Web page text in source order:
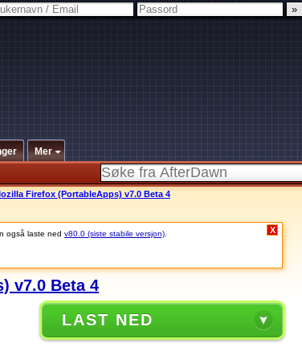
Mer
Firefox (PortableApps) v7.0 Beta 4
også laste ned v80.0 (siste stabile versjon) X
v7.0 Beta 4
LAST NED